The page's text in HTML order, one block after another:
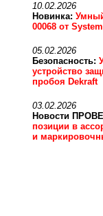
10.02.2026
Новинка:
00068 от
05.02.2026
Безопасность:
устройство
пробоя Dekraft
03.02.2026
Новости
позиции в
и